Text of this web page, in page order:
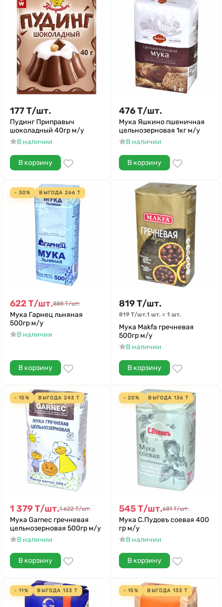
177Т/шт.
Пудинг Приправыч
шоколадный 40гр м/у
В наличии
В корзину
476Т/шт.
Мука Яшкино пшеничная
цельнозерновая 1кг м/у
В наличии
В корзину
- 30% ВЫГОДА 266 Т
622Т/шт.888 Т/шт.
Мука Гарнец льняная
500гр м/у
В наличии
В корзину
819Т/шт.
819 Т/шт.1 шт. = 1 шт.
Мука Makfa гречневая
500гр м/у
В наличии
В корзину
- 15% ВЫГОДА 243 Т
1 379Т/шт.1 622 Т/шт.
Мука Garnec гречневая
цельнозерновая 500гр м/у
В наличии
В корзину
- 20% ВЫГОДА 136 Т
545Т/шт.681 Т/шт.
Мука С.Пудовъ соевая 400
гр м/у
В наличии
В корзину
- 11% ВЫГОДА 133 Т - 15% ВЫГОДА 133 Т